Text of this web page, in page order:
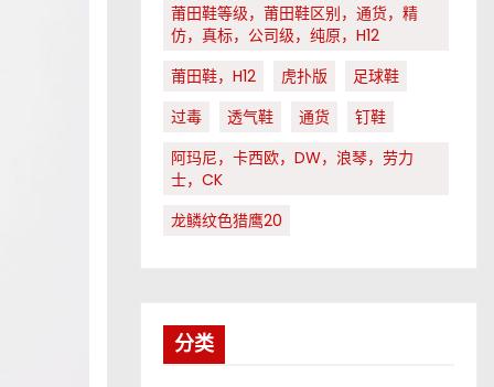
莆田鞋等级，莆田鞋区别，通货，精
仿，真标，公司级，纯原，H12
莆田鞋，H12
虎扑版
足球鞋
过毒
透气鞋 通货
钉鞋
阿玛尼，卡西欧，DW，浪琴，劳力
士，CK
龙鳞纹色猎鹰20
分类